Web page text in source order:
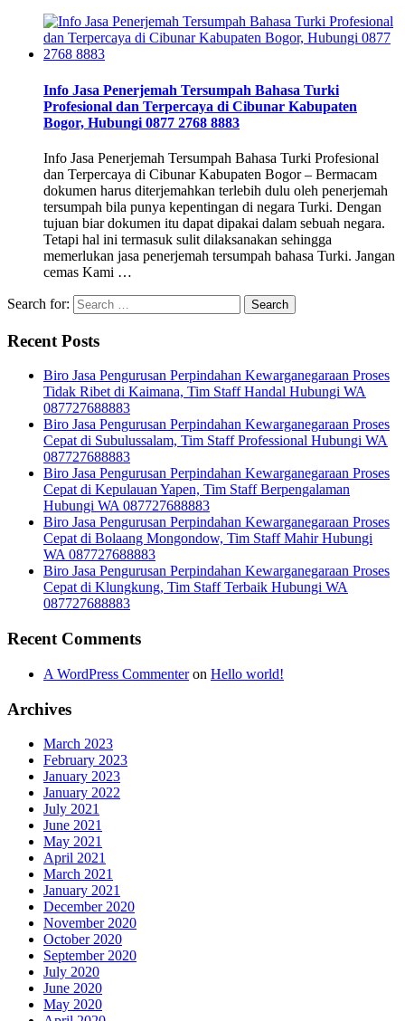
Info Jasa Penerjemah Tersumpah Bahasa Turki
Profesional dan Terpercaya di Cibunar Kabupaten
Bogor, Hubungi 0877 2768 8883
Info Jasa Penerjemah Tersumpah Bahasa Turki Profesional
dan Terpercaya di Cibunar Kabupaten Bogor – Bermacam
dokumen harus diterjemahkan terlebih dulu oleh penerjemah
tersumpah bila punya kepentingan di negara Turki. Dengan
tujuan biar dokumen itu dapat dipakai dalam sebuah negara.
Tetapi hal ini termasuk sulit dilaksanakan sehingga
memerlukan jasa penerjemah tersumpah bahasa Turki. Jangan
cemas Kami …
Search for:
Recent Posts
Biro Jasa Pengurusan Perpindahan Kewarganegaraan Proses
Tidak Ribet di Kaimana, Tim Staff Handal Hubungi WA
087727688883
Biro Jasa Pengurusan Perpindahan Kewarganegaraan Proses
Cepat di Subulussalam, Tim Staff Professional Hubungi WA
087727688883
Biro Jasa Pengurusan Perpindahan Kewarganegaraan Proses
Cepat di Kepulauan Yapen, Tim Staff Berpengalaman
Hubungi WA 087727688883
Biro Jasa Pengurusan Perpindahan Kewarganegaraan Proses
Cepat di Bolaang Mongondow, Tim Staff Mahir Hubungi
WA 087727688883
Biro Jasa Pengurusan Perpindahan Kewarganegaraan Proses
Cepat di Klungkung, Tim Staff Terbaik Hubungi WA
087727688883
Recent Comments
A WordPress Commenteron Hello world!
Archives
March 2023
February 2023
January 2023
January 2022
July 2021
June 2021
May 2021
April 2021
March 2021
January 2021
December 2020
November 2020
October 2020
September 2020
July 2020
June 2020
May 2020